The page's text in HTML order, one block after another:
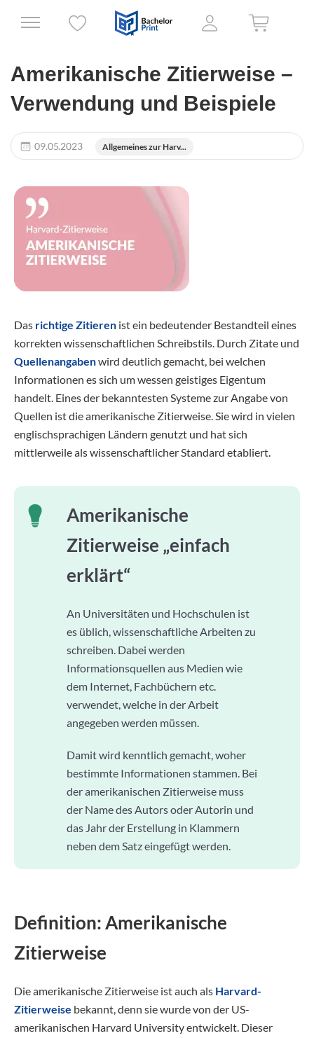
Amerikanische Zitierweise –
Verwendung und Beispiele
09.05.2023 Allgemeines zur Harv...
Das richtige Zitieren ist ein bedeutender Bestandteil eines
korrekten wissenschaftlichen Schreibstils. Durch Zitate und
Quellenangabenwird deutlich gemacht, bei welchen
Informationen es sich um wessen geistiges Eigentum
handelt. Eines der bekanntesten Systeme zur Angabe von
Quellen ist die amerikanische Zitierweise. Sie wird in vielen
englischsprachigen Ländern genutzt und hat sich
mittlerweile als wissenschaftlicher Standard etabliert.
Amerikanische
Zitierweise „einfach
erklärt“
An Universitäten und Hochschulen ist
es üblich, wissenschaftliche Arbeiten zu
schreiben. Dabei werden
Informationsquellen aus Medien wie
dem Internet, Fachbüchern etc.
verwendet, welche in der Arbeit
angegeben werden müssen.
Damit wird kenntlich gemacht, woher
bestimmte Informationen stammen. Bei
der amerikanischen Zitierweise muss
der Name des Autors oder Autorin und
das Jahr der Erstellung in Klammern
neben dem Satz eingefügt werden.
Definition: Amerikanische
Zitierweise
Die amerikanische Zitierweise ist auch als Harvard-
Zitierweise bekannt, denn sie wurde von der US-
amerikanischen Harvard University entwickelt. Dieser